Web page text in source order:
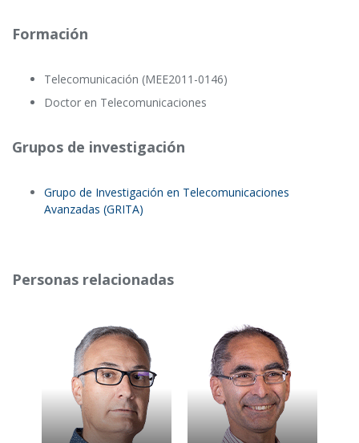
Formación
Telecomunicación (MEE2011-0146)
Doctor en Telecomunicaciones
Grupos de investigación
Grupo de Investigación en Telecomunicaciones
Avanzadas (GRITA)
Personas relacionadas